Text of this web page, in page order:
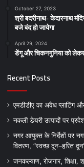
October 27, 2023
श्री बदरीनाथ- केदारनाथ
बजे बंद हो जायेगा
April 29, 2024
डेंगू और चिकनगुनिया को लेकर
Recent Posts
एमडीडीए का अवैध प्लाटिंग
नकली डेयरी उत्पादों पर
नगर आयुक्त के निर्देशों पर नगर
वितरण, “स्वच्छ दून–हरित
जनकल्याण, रोजगार, शिक्षा,